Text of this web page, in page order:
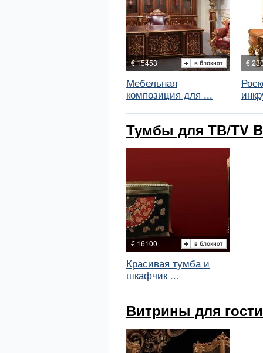
€ 15453
Мебельная
композиция для ...
€
Тумбы для ТВ/TV
€ 16100
Красивая тумба и
шкафчик ...
Витрины для